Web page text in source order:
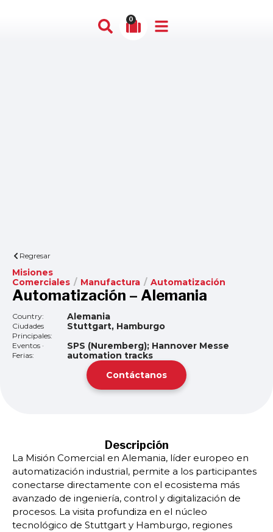
0
Regresar
Misiones
Comerciales / Manufactura / Automatización
Automatización – Alemania
Country: Alemania
Ciudades
Principales:
Stuttgart, Hamburgo
Eventos ·
Ferias:
SPS (Nuremberg); Hannover Messe
automation tracks
Contáctanos
Descripción
La Misión Comercial en Alemania, líder europeo en
automatización industrial, permite a los participantes
conectarse directamente con el ecosistema más
avanzado de ingeniería, control y digitalización de
procesos. La visita profundiza en el núcleo
tecnológico de Stuttgart y Hamburgo, regiones